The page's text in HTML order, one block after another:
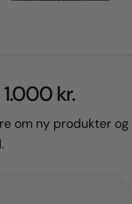
kr.
om ny produkter og